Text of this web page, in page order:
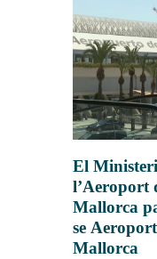
El
l’Aeroport
Mallorca
se
Mallorca